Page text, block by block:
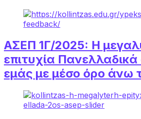
ΑΣΕΠ 1Γ/2025: Η
επιτυχία Πανελλαδικά
εμάς με μέσο όρο άνω